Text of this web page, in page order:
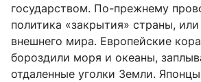
государством. По-прежнему
политика «закрытия» страны,
внешнего мира. Европейские
бороздили моря и океаны,
отдаленные уголки Земли.